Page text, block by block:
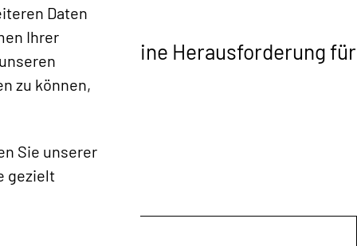
können eine Herausforderung für
Daten
Ihrer
zu können,
Sie unserer
gezielt